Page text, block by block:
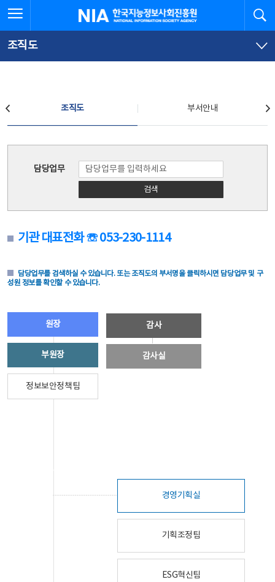
문
로
가
체
뉴
바
가
한국지능정보사회진흥원
조직도
조직도 부서안내
담당업무
검색
기관 대표전화 ☏ 053-230-1114
담당업무를 검색하실 수 있습니다. 또는 조직도의 부서명을 클릭하시면 담당업무 및 구
성원 정보를 확인할 수 있습니다.
원장
부원장
정보보안정책팀
감사
감사실
경영기획실
기획조정팀
ESG혁신팀